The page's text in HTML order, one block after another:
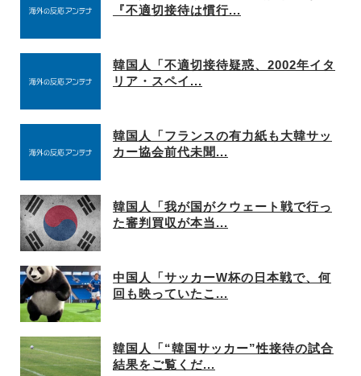
『不適切接待は慣行...
韓国人「不適切接待疑惑、2002年イタ
リア・スペイ...
韓国人「フランスの有力紙も大韓サッ
カー協会前代未聞...
韓国人「我が国がクウェート戦で行っ
た審判買収が本当...
中国人「サッカーW杯の日本戦で、何
回も映っていたこ...
韓国人「“韓国サッカー”性接待の試合
結果をご覧くだ...